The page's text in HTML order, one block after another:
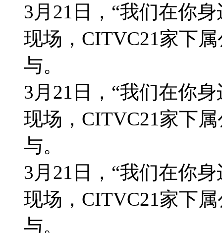
3月21日，“我们在你
现场，CITVC21家下
与。
3月21日，“我们在你
现场，CITVC21家下
与。
3月21日，“我们在你
现场，CITVC21家下
与。